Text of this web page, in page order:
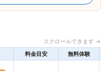
スクロールできます →
料金目安 無料体験